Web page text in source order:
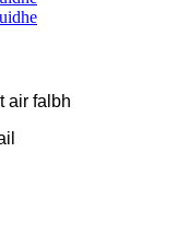
air falbh